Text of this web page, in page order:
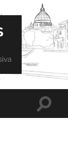
Toggle